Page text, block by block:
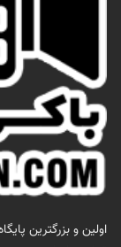
اولين و بزرگترين